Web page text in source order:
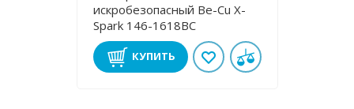
искробезопасный Be-Cu X-
Spark 146-1618BC
КУПИТЬ